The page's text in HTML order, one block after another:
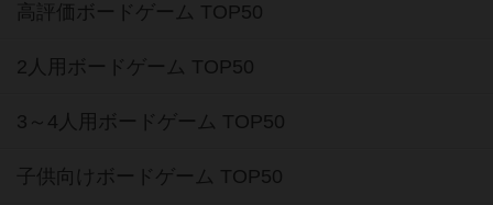
高評価ボードゲーム TOP50
2人用ボードゲーム TOP50
3～4人用ボードゲーム TOP50
子供向けボードゲーム TOP50